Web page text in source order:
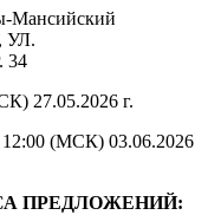
Мансийский
УЛ.
34
27.05.2026 г.
12:00 (МСК) 03.06.2026
ПРЕДЛОЖЕНИЙ: